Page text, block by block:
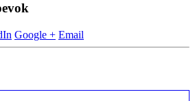
Google + Email